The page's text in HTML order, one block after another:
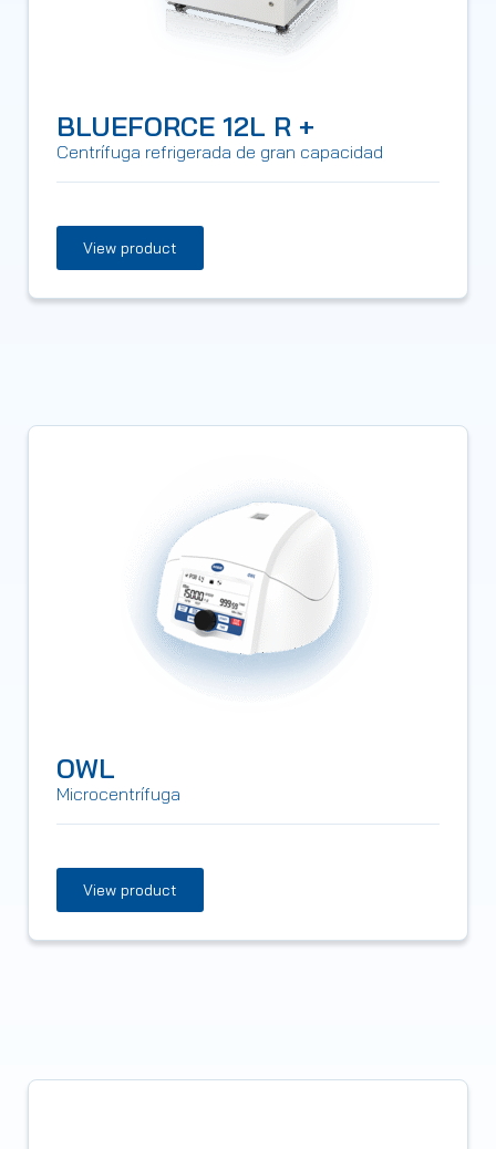
BLUEFORCE 12L R +
Centrífuga refrigerada de gran capacidad
View product
OWL
Microcentrífuga
View product